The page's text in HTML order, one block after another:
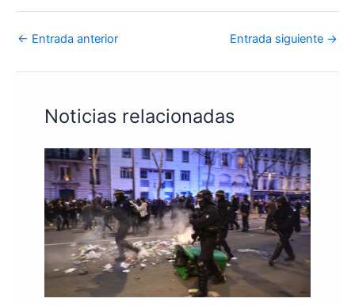
← Entrada anterior Entrada siguiente →
Noticias relacionadas